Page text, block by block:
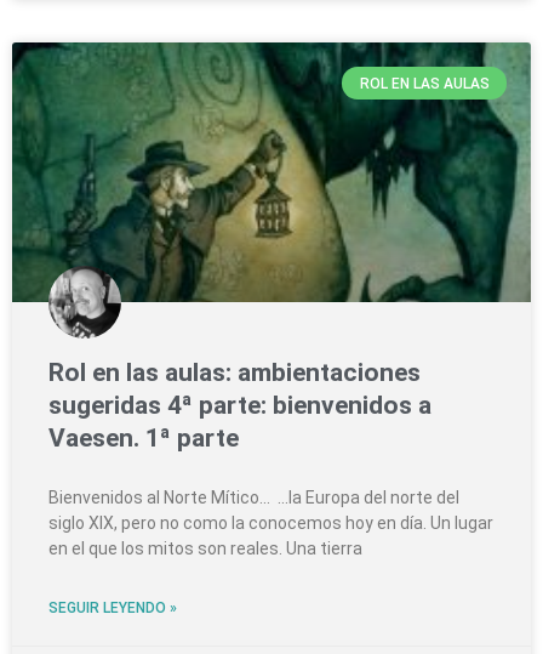
ROL EN LAS AULAS
Rol en las aulas: ambientaciones
sugeridas 4ª parte: bienvenidos a
Vaesen. 1ª parte
Bienvenidos al Norte Mítico… …la Europa del norte del
siglo XIX, pero no como la conocemos hoy en día. Un lugar
en el que los mitos son reales. Una tierra
SEGUIR LEYENDO »